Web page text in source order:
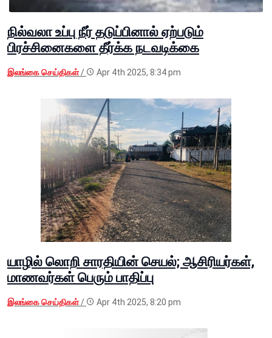
நில்வலா உப்பு நீர் தடுப்பினால் ஏற்படும்
பிரச்சினைகளை தீர்க்க நடவடிக்கை
இலங்கை செய்திகள்/ Apr 4th 2025, 8:34 pm
யாழில் லொறி சாரதியின் செயல்; ஆசிரியர்கள்,
மாணவர்கள் பெரும் பாதிப்பு
இலங்கை செய்திகள்/ Apr 4th 2025, 8:20 pm